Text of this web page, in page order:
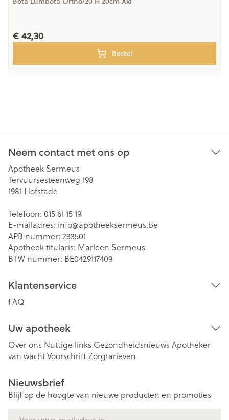
€ 42,30
Bestel
Neem contact met ons op
Apotheek Sermeus
Tervuursesteenweg 198
1981 Hofstade
Telefoon: 015 61 15 19
E-mailadres: info@apotheeksermeus.be
APB nummer: 233501
Apotheek titularis: Marleen Sermeus
BTW nummer: BE0429117409
Klantenservice
FAQ
Uw apotheek
Over ons Nuttige links Gezondheidsnieuws Apotheker
van wachtVoorschriftZorgtarieven
Nieuwsbrief
Blijf op de hoogte van nieuwe producten en promoties